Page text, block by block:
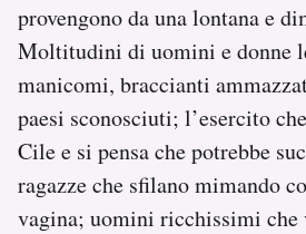
provengono da una lontana e
Moltitudini di uomini e donne
manicomi, braccianti
paesi sconosciuti; l’esercito
Cile e si pensa che potrebbe
ragazze che sfilano mimando
vagina; uomini ricchissimi che